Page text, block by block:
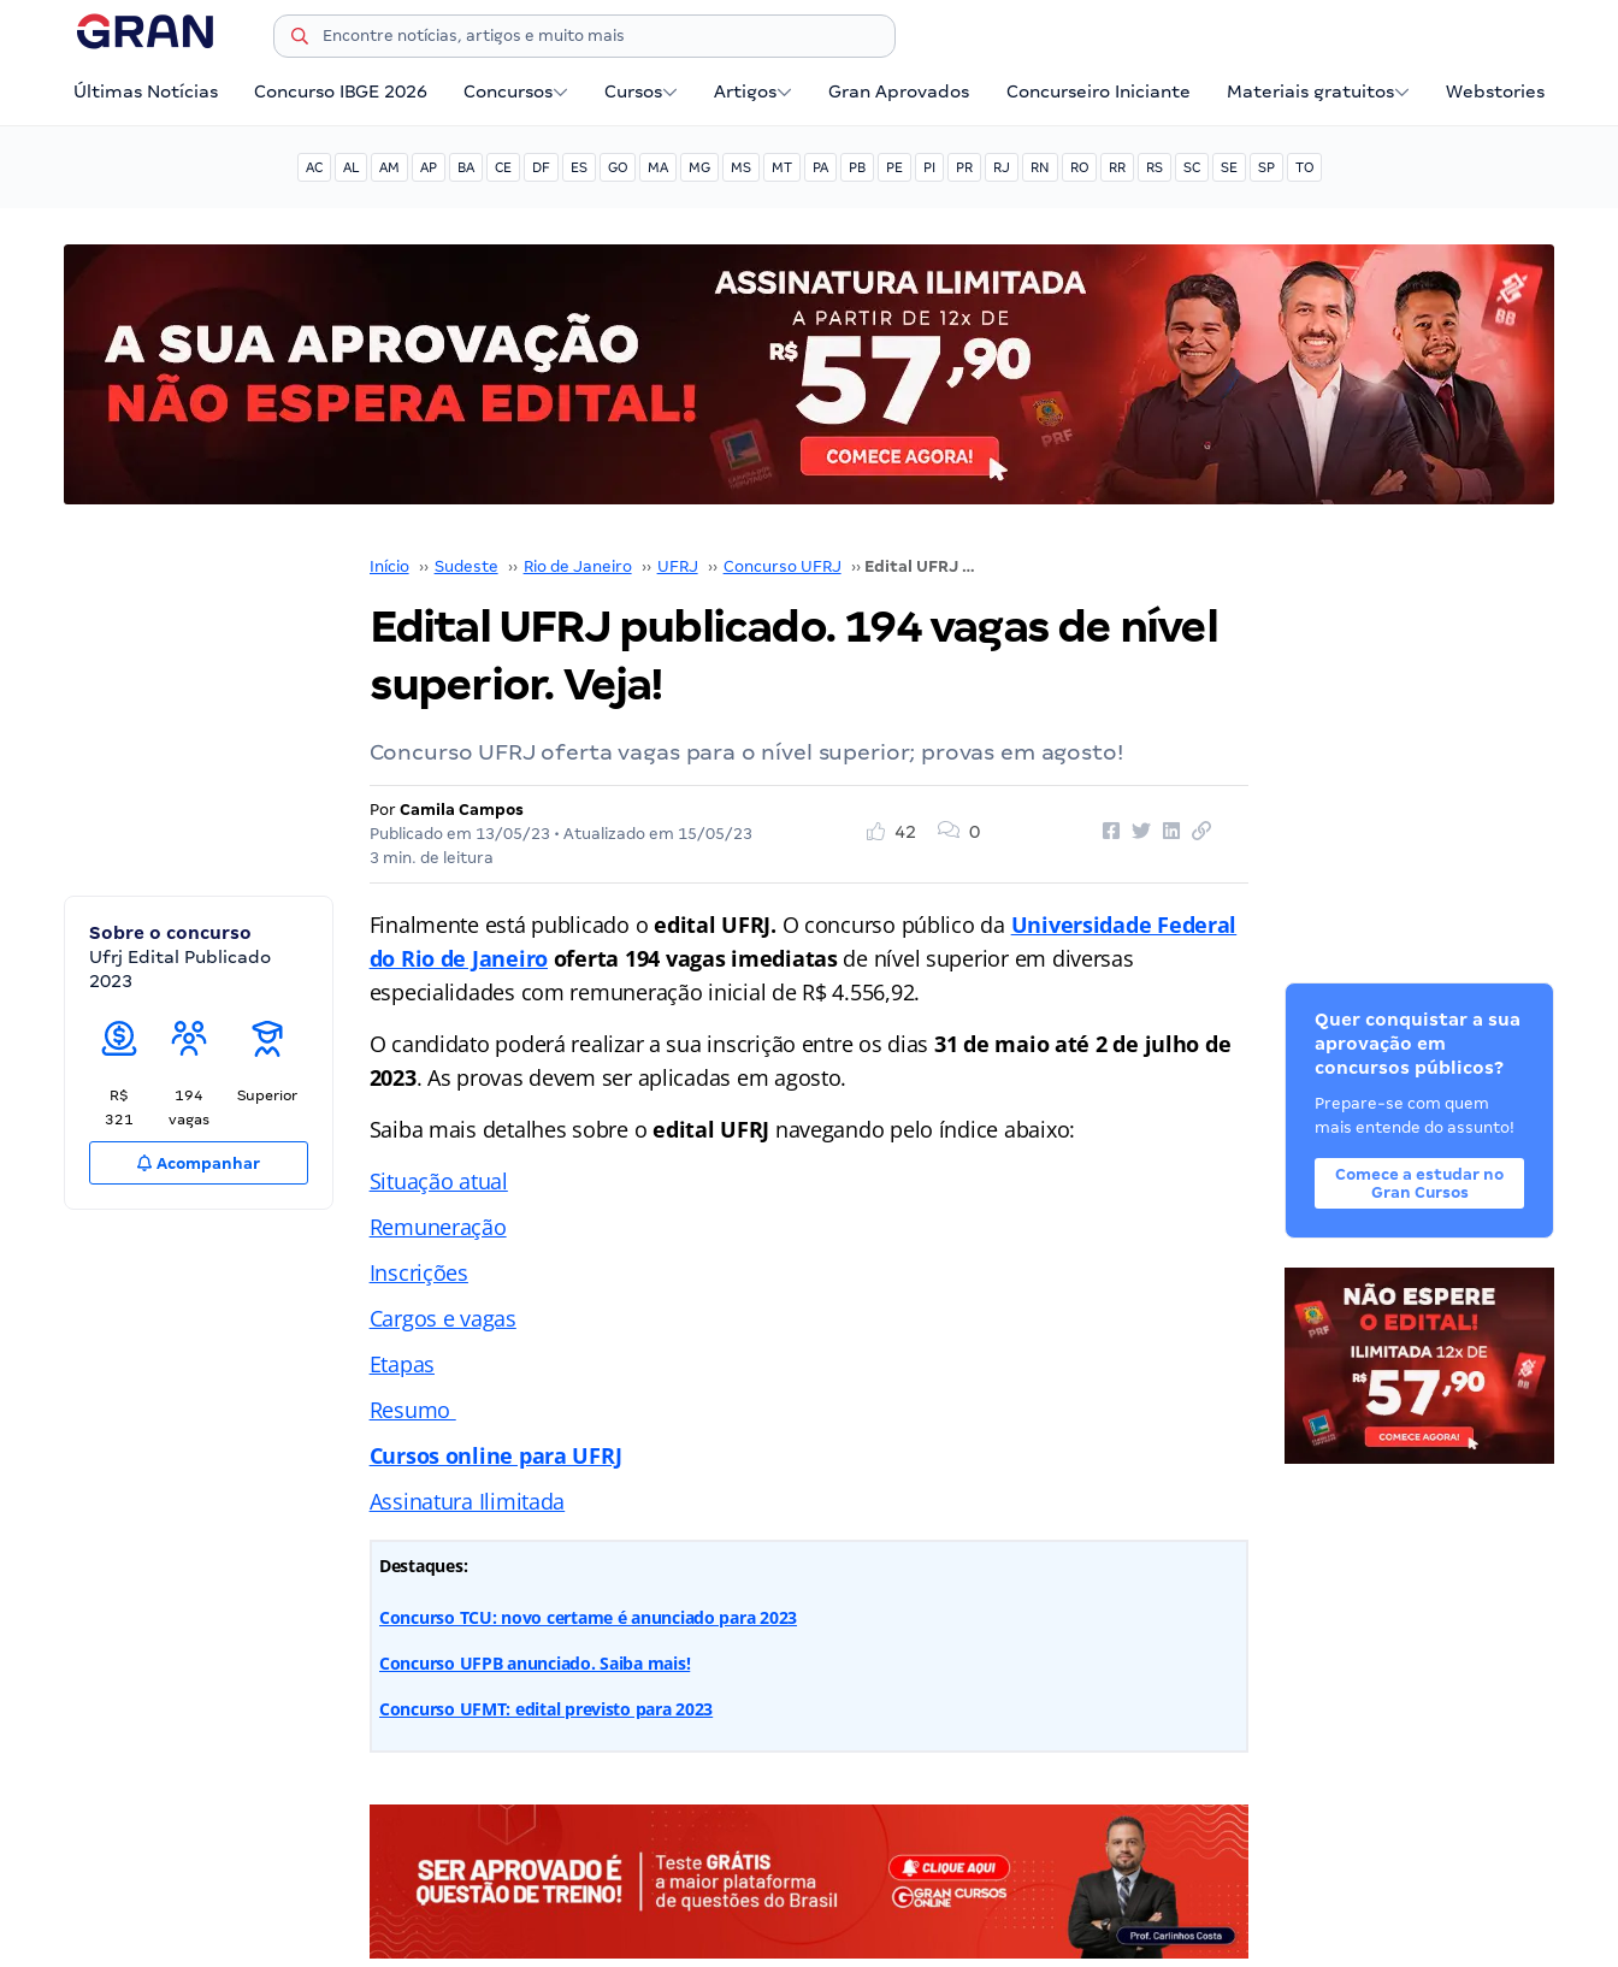
Últimas Notícias Concurso IBGE 2026 Concursos Cursos Artigos Gran Aprovados Concurseiro Iniciante Materiais gratuitos Webstories
AC AL AM AP BA CE DF ES GO MA MG MS MT PA PB PE PI PR RJ RN RO RR RS SC SE SP TO
Início ›› Sudeste ›› Rio de Janeiro ›› UFRJ ›› Concurso UFRJ ›› Edital UFRJ publicado. 194 vagas de nível superior. Veja!
Edital UFRJ publicado. 194 vagas de nível
superior. Veja!
Concurso UFRJ oferta vagas para o nível superior; provas em agosto!
Por Camila Campos
Publicado em 13/05/23 • Atualizado em 15/05/23
3 min. de leitura
42 0
Sobre o concurso
Ufrj Edital Publicado
2023
R$
321
194
vagas
Superior
Acompanhar
Finalmente está publicado o edital UFRJ. O concurso público da Universidade Federal
do Rio de Janeiro oferta 194 vagas imediatasde nível superior em diversas
especialidades com remuneração inicial de R$ 4.556,92.
O candidato poderá realizar a sua inscrição entre os dias 31 de maio até 2 de julho de
2023. As provas devem ser aplicadas em agosto.
Saiba mais detalhes sobre oedital UFRJ navegando pelo índice abaixo:
Situação atual
Remuneração
Inscrições
Cargos e vagas
Etapas
Resumo
Cursos online para UFRJ
Assinatura Ilimitada
Destaques:
Concurso TCU: novo certame é anunciado para 2023
Concurso UFPB anunciado. Saiba mais!
Concurso UFMT: edital previsto para 2023
Quer conquistar a sua
aprovação em
concursos públicos?
Prepare-se com quem
mais entende do assunto!
Comece a estudar no
Gran Cursos